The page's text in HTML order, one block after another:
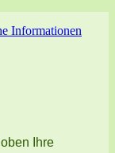
Informationen
Ihre